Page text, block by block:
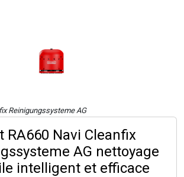
Reinigungssysteme AG
RA660 Navi Cleanfix
AG nettoyage
intelligent et efficace